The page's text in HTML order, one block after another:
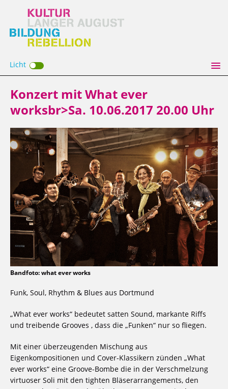
Licht
Konzert mit What ever
worksbr>Sa. 10.06.2017 20.00 Uhr
Bandfoto: what ever works
Funk, Soul, Rhythm & Blues aus Dortmund
„What ever works“ bedeutet satten Sound, markante Riffs
und treibende Grooves , dass die „Funken“ nur so fliegen.
Mit einer überzeugenden Mischung aus
Eigenkompositionen und Cover-Klassikern zünden „What
ever works“ eine Groove-Bombe die in der Verschmelzung
virtuoser Soli mit den tighten Bläserarrangements, den